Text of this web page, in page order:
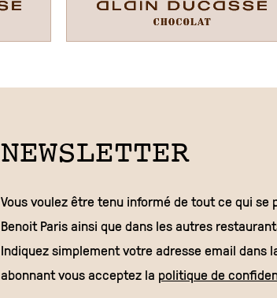
NEWSLETTER
Vous voulez être tenu informé de tout ce qui se
Benoit Paris ainsi que dans les autres
Indiquez simplement votre adresse email dans
abonnant vous acceptez la politique de